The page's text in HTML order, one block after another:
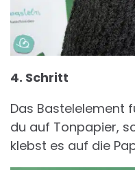
4. Schritt
Das Bastelelement
du auf Tonpapier,
klebst es auf die